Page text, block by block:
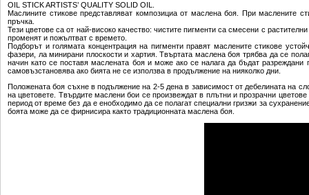
OIL STICK ARTISTS’ QUALITY SOLID OIL.
Маслините стикове представляват композициа от маслена боя. При маслените
пръчка.
Тези цветове са от най-високо качество: чистите пигменти са смесени с
променят и пожълтват с времето.
Подборът и голямата концентрация на пигменти правят маслените стикове
фазери, ла минирани плоскости и хартия. Твъртата маслена боя трябва да се
начин като се поставя маслената боя и може ако се налага да бъдат
самовъзстановява ако бията не се използва в продължение на нияколко дни.
Положената боя съхне в подължение на 2-5 дена в зависимост от дебелината на
на цветовете. Твърдите маслени бои се произвеждат в плътни и прозрачни
период от време без да е енобходимо да се полагат специални гризжи за
боята може да се фирнисира както традиционната маслена боя.